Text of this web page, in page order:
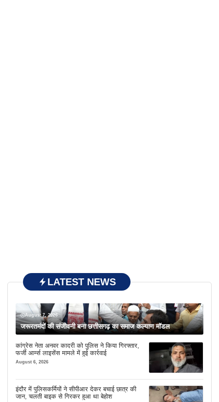
LATEST NEWS
August 7, 2026
जरूरतमंदों की संजीवनी बना छत्तीसगढ़ का समाज कल्याण मॉडल
कांग्रेस नेता अनवर कादरी को पुलिस ने किया गिरफ्तार,
फर्जी आर्म्स लाइसेंस मामले में हुई कार्रवाई
August 6, 2026
इंदौर में पुलिसकर्मियों ने सीपीआर देकर बचाई छात्र की
जान, चलती बाइक से गिरकर हुआ था बेहोश